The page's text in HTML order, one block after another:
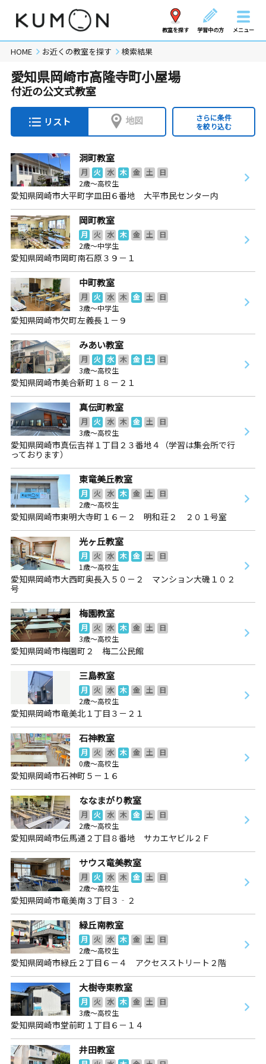
教室を探す 学習中の方 メニュー
HOME お近くの教室を探す 検索結果
愛知県岡崎市高隆寺町小屋場
付近の公文式教室
リスト 地図
さらに条件
を絞り込む
洞町教室
月 火 水 木 金 土
日
2歳～高校生
愛知県岡崎市大平町字皿田６番地 大平市民センター内
岡町教室
月 火 水 木 金 土
日
2歳～中学生
愛知県岡崎市岡町南石原３９－１
中町教室
月 火 水 木 金 土
日
3歳～中学生
愛知県岡崎市欠町左義長１－９
みあい教室
月 火 水 木 金 土
日
3歳～高校生
愛知県岡崎市美合新町１８－２１
真伝町教室
月 火 水 木 金 土
日
3歳～高校生
愛知県岡崎市真伝吉祥１丁目２３番地４（学習は集会所で行
っております）
東竜美丘教室
月 火 水 木 金 土
日
2歳～高校生
愛知県岡崎市東明大寺町１６－２ 明和荘２ ２０１号室
光ヶ丘教室
月 火 水 木 金 土
日
1歳～高校生
愛知県岡崎市大西町奥長入５０－２ マンション大磯１０２
号
梅園教室
月 火 水 木 金 土
日
3歳～高校生
愛知県岡崎市梅園町２ 梅二公民館
三島教室
月 火 水 木 金 土
日
2歳～高校生
愛知県岡崎市竜美北１丁目３－２１
石神教室
月 火 水 木 金 土
日
0歳～高校生
愛知県岡崎市石神町５－１６
ななまがり教室
月 火 水 木 金 土
日
2歳～高校生
愛知県岡崎市伝馬通２丁目８番地 サカエヤビル２Ｆ
サウス竜美教室
月 火 水 木 金 土
日
2歳～高校生
愛知県岡崎市竜美南３丁目３‐２
緑丘南教室
月 火 水 木 金 土
日
2歳～高校生
愛知県岡崎市緑丘２丁目６－４ アクセスストリート２階
大樹寺東教室
月 火 水 木 金 土
日
3歳～高校生
愛知県岡崎市堂前町１丁目６－１４
井田教室